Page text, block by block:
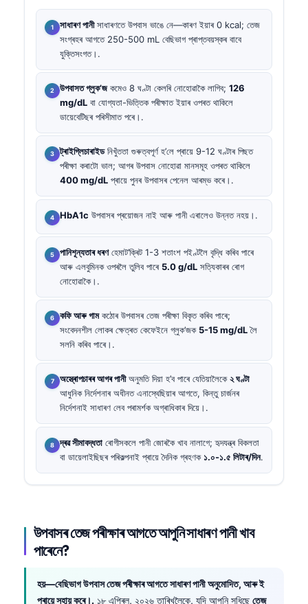
সাধাৰণ পানীসাধাৰণতে উপবাস ভাঙে নে—কাৰণ ইয়াৰ 0 kcal; তেজ
সংগ্ৰহৰ আগতে 250-500 mL বেছিভাগ প্ৰাপ্তবয়স্কৰ বাবে
যুক্তিসংগত।.
উপবাসত গ্লুক’জকমেও 8 ঘণ্টা কেলৰি নোহোৱাকৈ লাগিব; 126
mg/dL বা যোগ্যতা-ভিত্তিক পৰীক্ষাত ইয়াৰ ওপৰত থাকিলে
ডায়েবেটিছৰ পৰিসীমাত পৰে।.
ট্ৰাইগ্লিচাৰাইডনিখুঁততা গুৰুত্বপূৰ্ণ হ’লে প্ৰায়ে 9-12 ঘণ্টাৰ পিছত
পৰীক্ষা কৰাটো ভাল; আগৰ উপবাস নোহোৱা মানসমূহ ওপৰত থাকিলে
400 mg/dL প্ৰায়ে পুনৰ উপবাসৰ পেনেল আৰম্ভ কৰে।.
HbA1c উপবাসৰ প্ৰয়োজন নাই আৰু পানী এৰালেও উন্নত নহয়।.
পানিশূন্যতাৰ ধৰণহেমাট’ক্ৰিট 1-3 শতাংশ পইণ্টলৈ বৃদ্ধি কৰিব পাৰে
আৰু এলবুমিনক ওপৰলৈ তুলিব পাৰে 5.0 g/dL সত্যিকাৰৰ ৰোগ
নোহোৱাকৈ।.
কফি আৰু গামকঠোৰ উপবাসৰ তেজ পৰীক্ষা বিকৃত কৰিব পাৰে;
সংবেদনশীল লোকৰ ক্ষেত্ৰত কেফেইনে গ্লুক’জক 5-15 mg/dLলৈ
সলনি কৰিব পাৰে।.
অস্ত্ৰোপচাৰৰ আগৰ পানীঅনুমতি দিয়া হ’ব পাৰে যেতিয়ালৈকে২ ঘণ্টা
আধুনিক নিৰ্দেশনাৰ অধীনত এনাস্থেছিয়াৰ আগতে, কিন্তু চাৰ্জনৰ
নিৰ্দেশনাই সাধাৰণ লেব পৰামৰ্শক অগ্ৰাধিকাৰ দিয়ে।.
দ্ৰৱ সীমাবদ্ধতা ৰোগীসকলে পানী জোৰকৈ খাব নালাগে; হৃদযন্ত্ৰ বিকলতা
বা ডায়েলাইছিছৰ পৰিকল্পনাই প্ৰায়ে দৈনিক গ্ৰহণক ১.০-১.৫ লিটাৰ/দিন.
উপবাসৰ তেজ পৰীক্ষাৰ আগতে আপুনি সাধাৰণ পানী খাব
পাৰেনে?
হয়—বেছিভাগ উপবাস তেজ পৰীক্ষাৰ আগতে সাধাৰণ পানী অনুমোদিত, আৰু ই
প্ৰায়ে সহায় কৰে।. ১৮ এপ্ৰিল, ২০২৬ তাৰিখলৈকে, যদি আপুনি সুধিছে তেজ